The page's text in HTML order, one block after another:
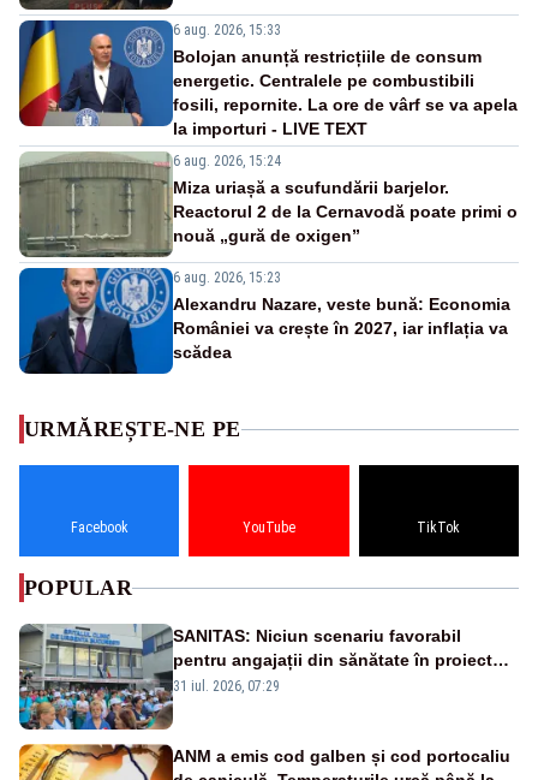
6 aug. 2026, 15:33
Bolojan anunță restricțiile de consum
energetic. Centralele pe combustibili
fosili, repornite. La ore de vârf se va apela
la importuri - LIVE TEXT
6 aug. 2026, 15:24
Miza uriașă a scufundării barjelor.
Reactorul 2 de la Cernavodă poate primi o
nouă „gură de oxigen”
6 aug. 2026, 15:23
Alexandru Nazare, veste bună: Economia
României va crește în 2027, iar inflația va
scădea
URMĂREȘTE-NE PE
Facebook YouTube TikTok
POPULAR
SANITAS: Niciun scenariu favorabil
pentru angajații din sănătate în proiectul
Legii salarizării
31 iul. 2026, 07:29
ANM a emis cod galben și cod portocaliu